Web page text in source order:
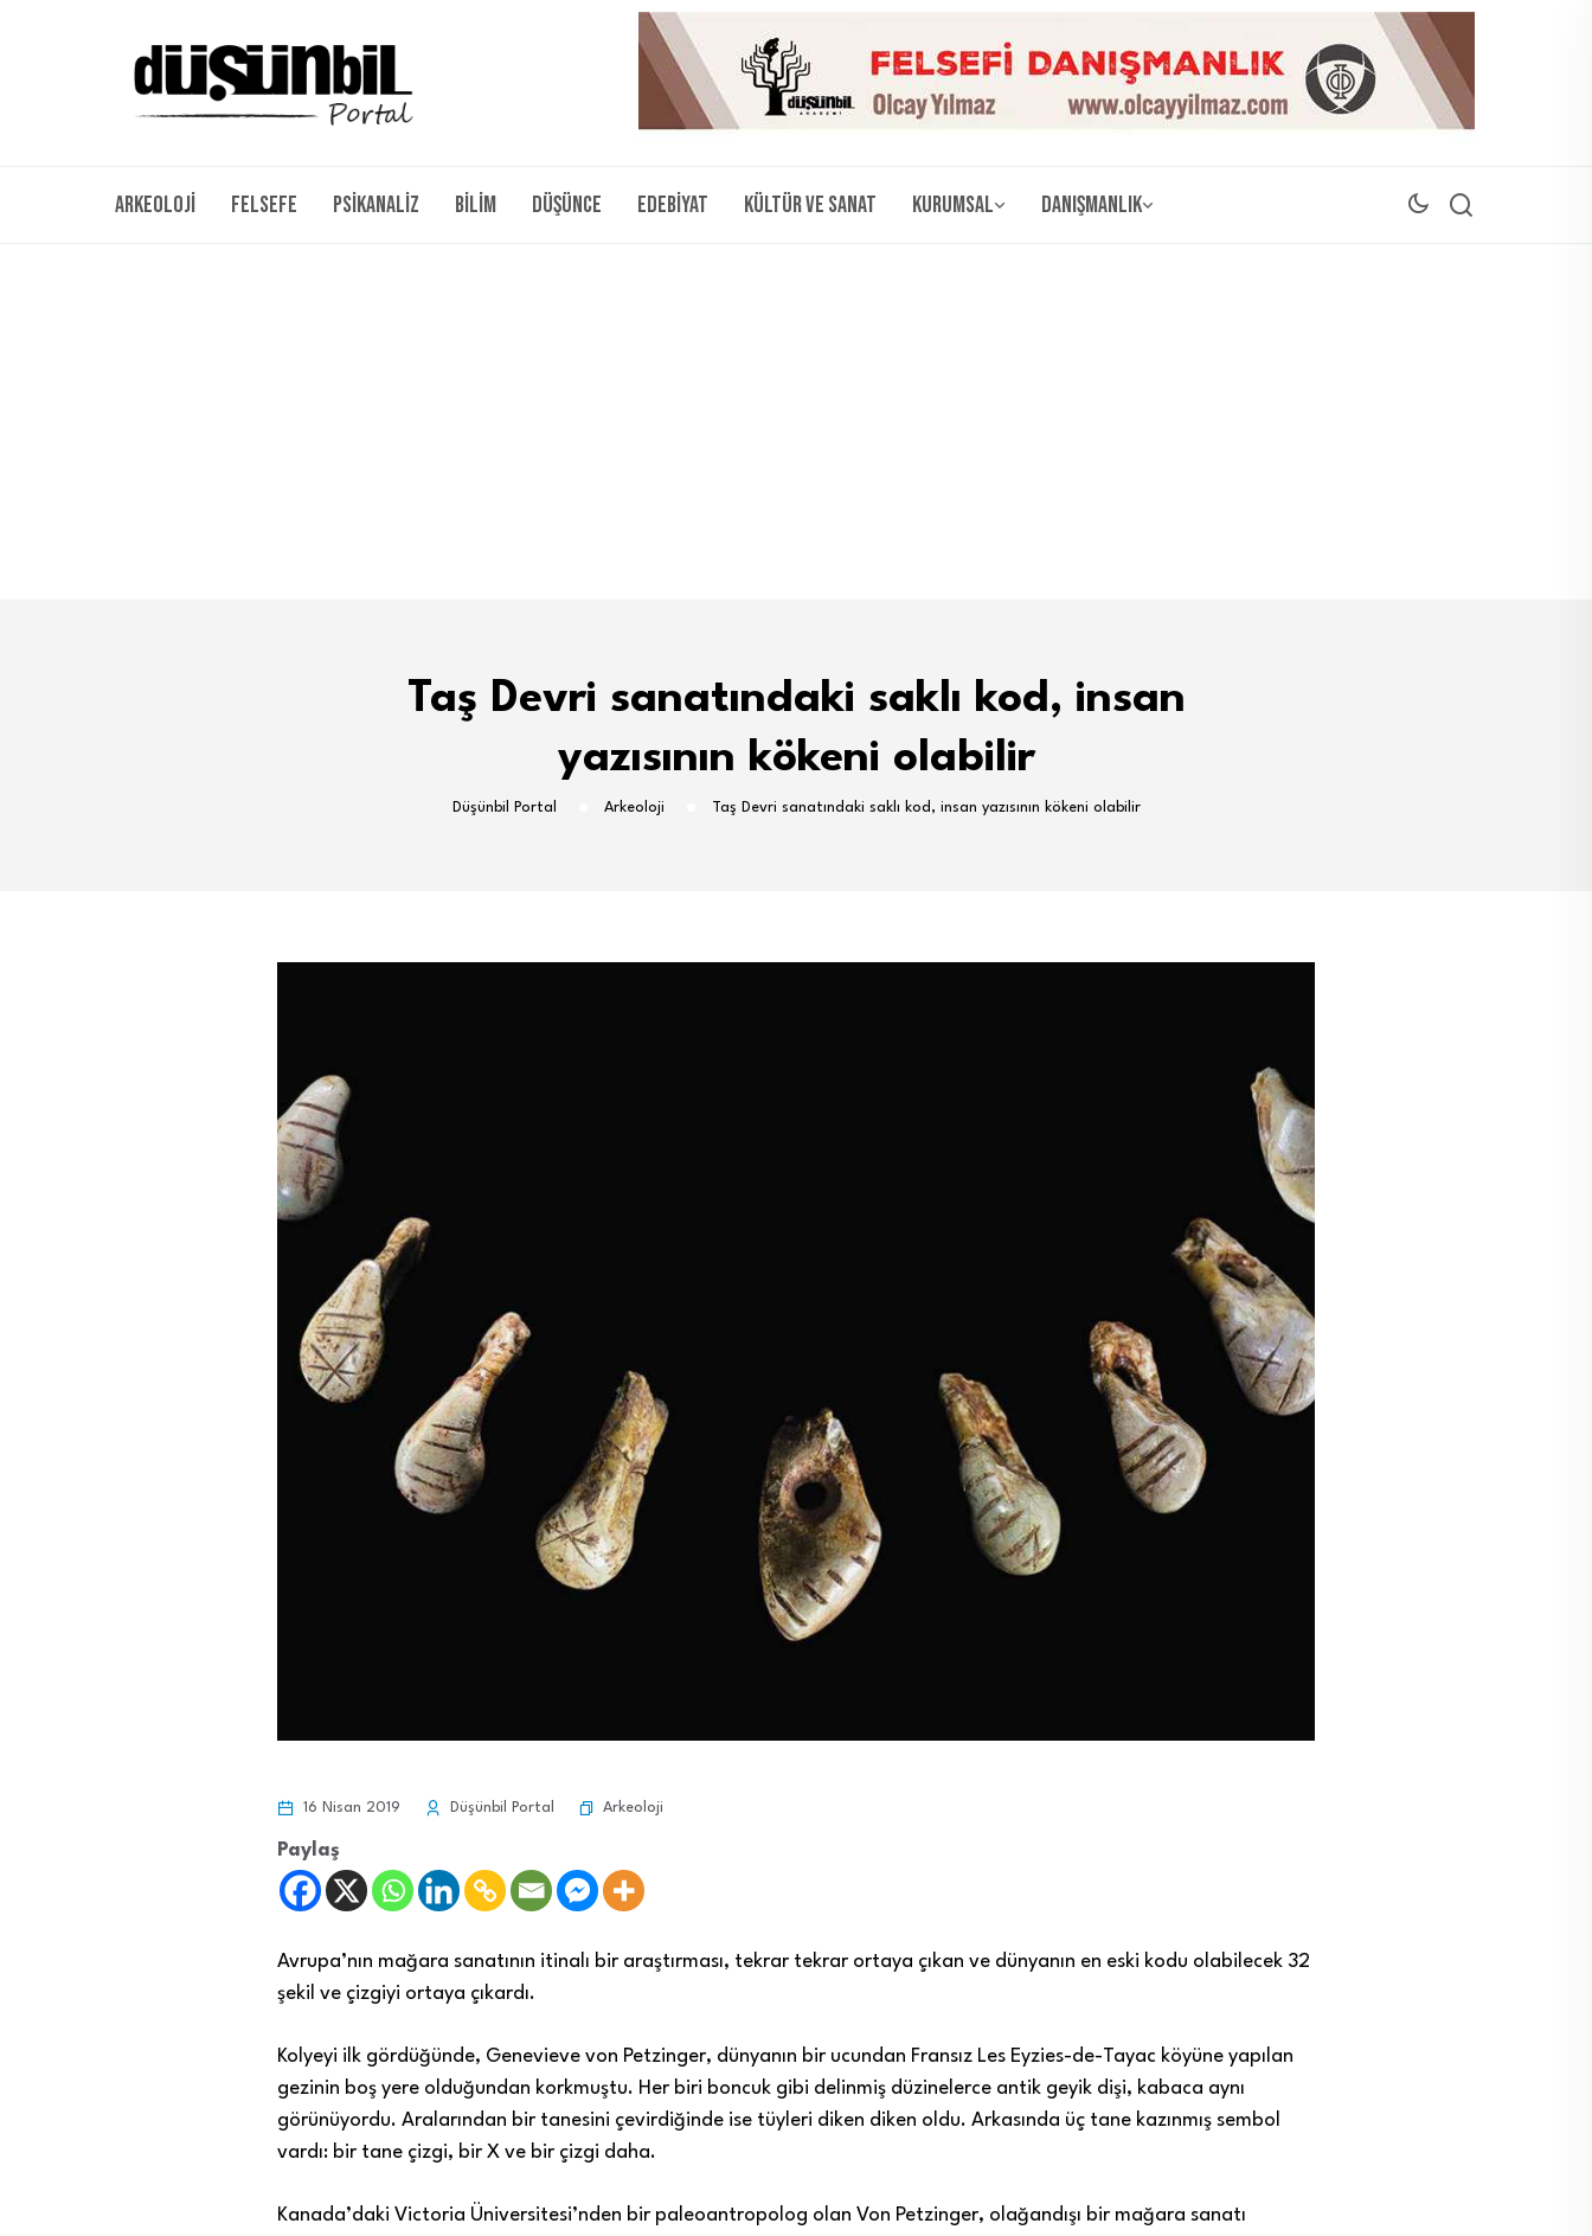
Arkeoloji Felsefe Psikanaliz Bilim Düşünce Edebiyat Kültür ve Sanat Kurumsal Danışmanlık
Taş Devri sanatındaki saklı kod, insan
yazısının kökeni olabilir
Düşünbil Portal Arkeoloji Taş Devri sanatındaki saklı kod, insan yazısının kökeni olabilir
16 Nisan 2019 Düşünbil Portal Arkeoloji
Paylaş
Avrupa’nın mağara sanatının itinalı bir araştırması, tekrar tekrar ortaya çıkan ve dünyanın en eski kodu olabilecek 32
şekil ve çizgiyi ortaya çıkardı.
Kolyeyi ilk gördüğünde, Genevieve von Petzinger, dünyanın bir ucundan Fransız Les Eyzies-de-Tayac köyüne yapılan
gezinin boş yere olduğundan korkmuştu. Her biri boncuk gibi delinmiş düzinelerce antik geyik dişi, kabaca aynı
görünüyordu. Aralarından bir tanesini çevirdiğinde ise tüyleri diken diken oldu. Arkasında üç tane kazınmış sembol
vardı: bir tane çizgi, bir X ve bir çizgi daha.
Kanada’daki Victoria Üniversitesi’nden bir paleoantropolog olan Von Petzinger, olağandışı bir mağara sanatı